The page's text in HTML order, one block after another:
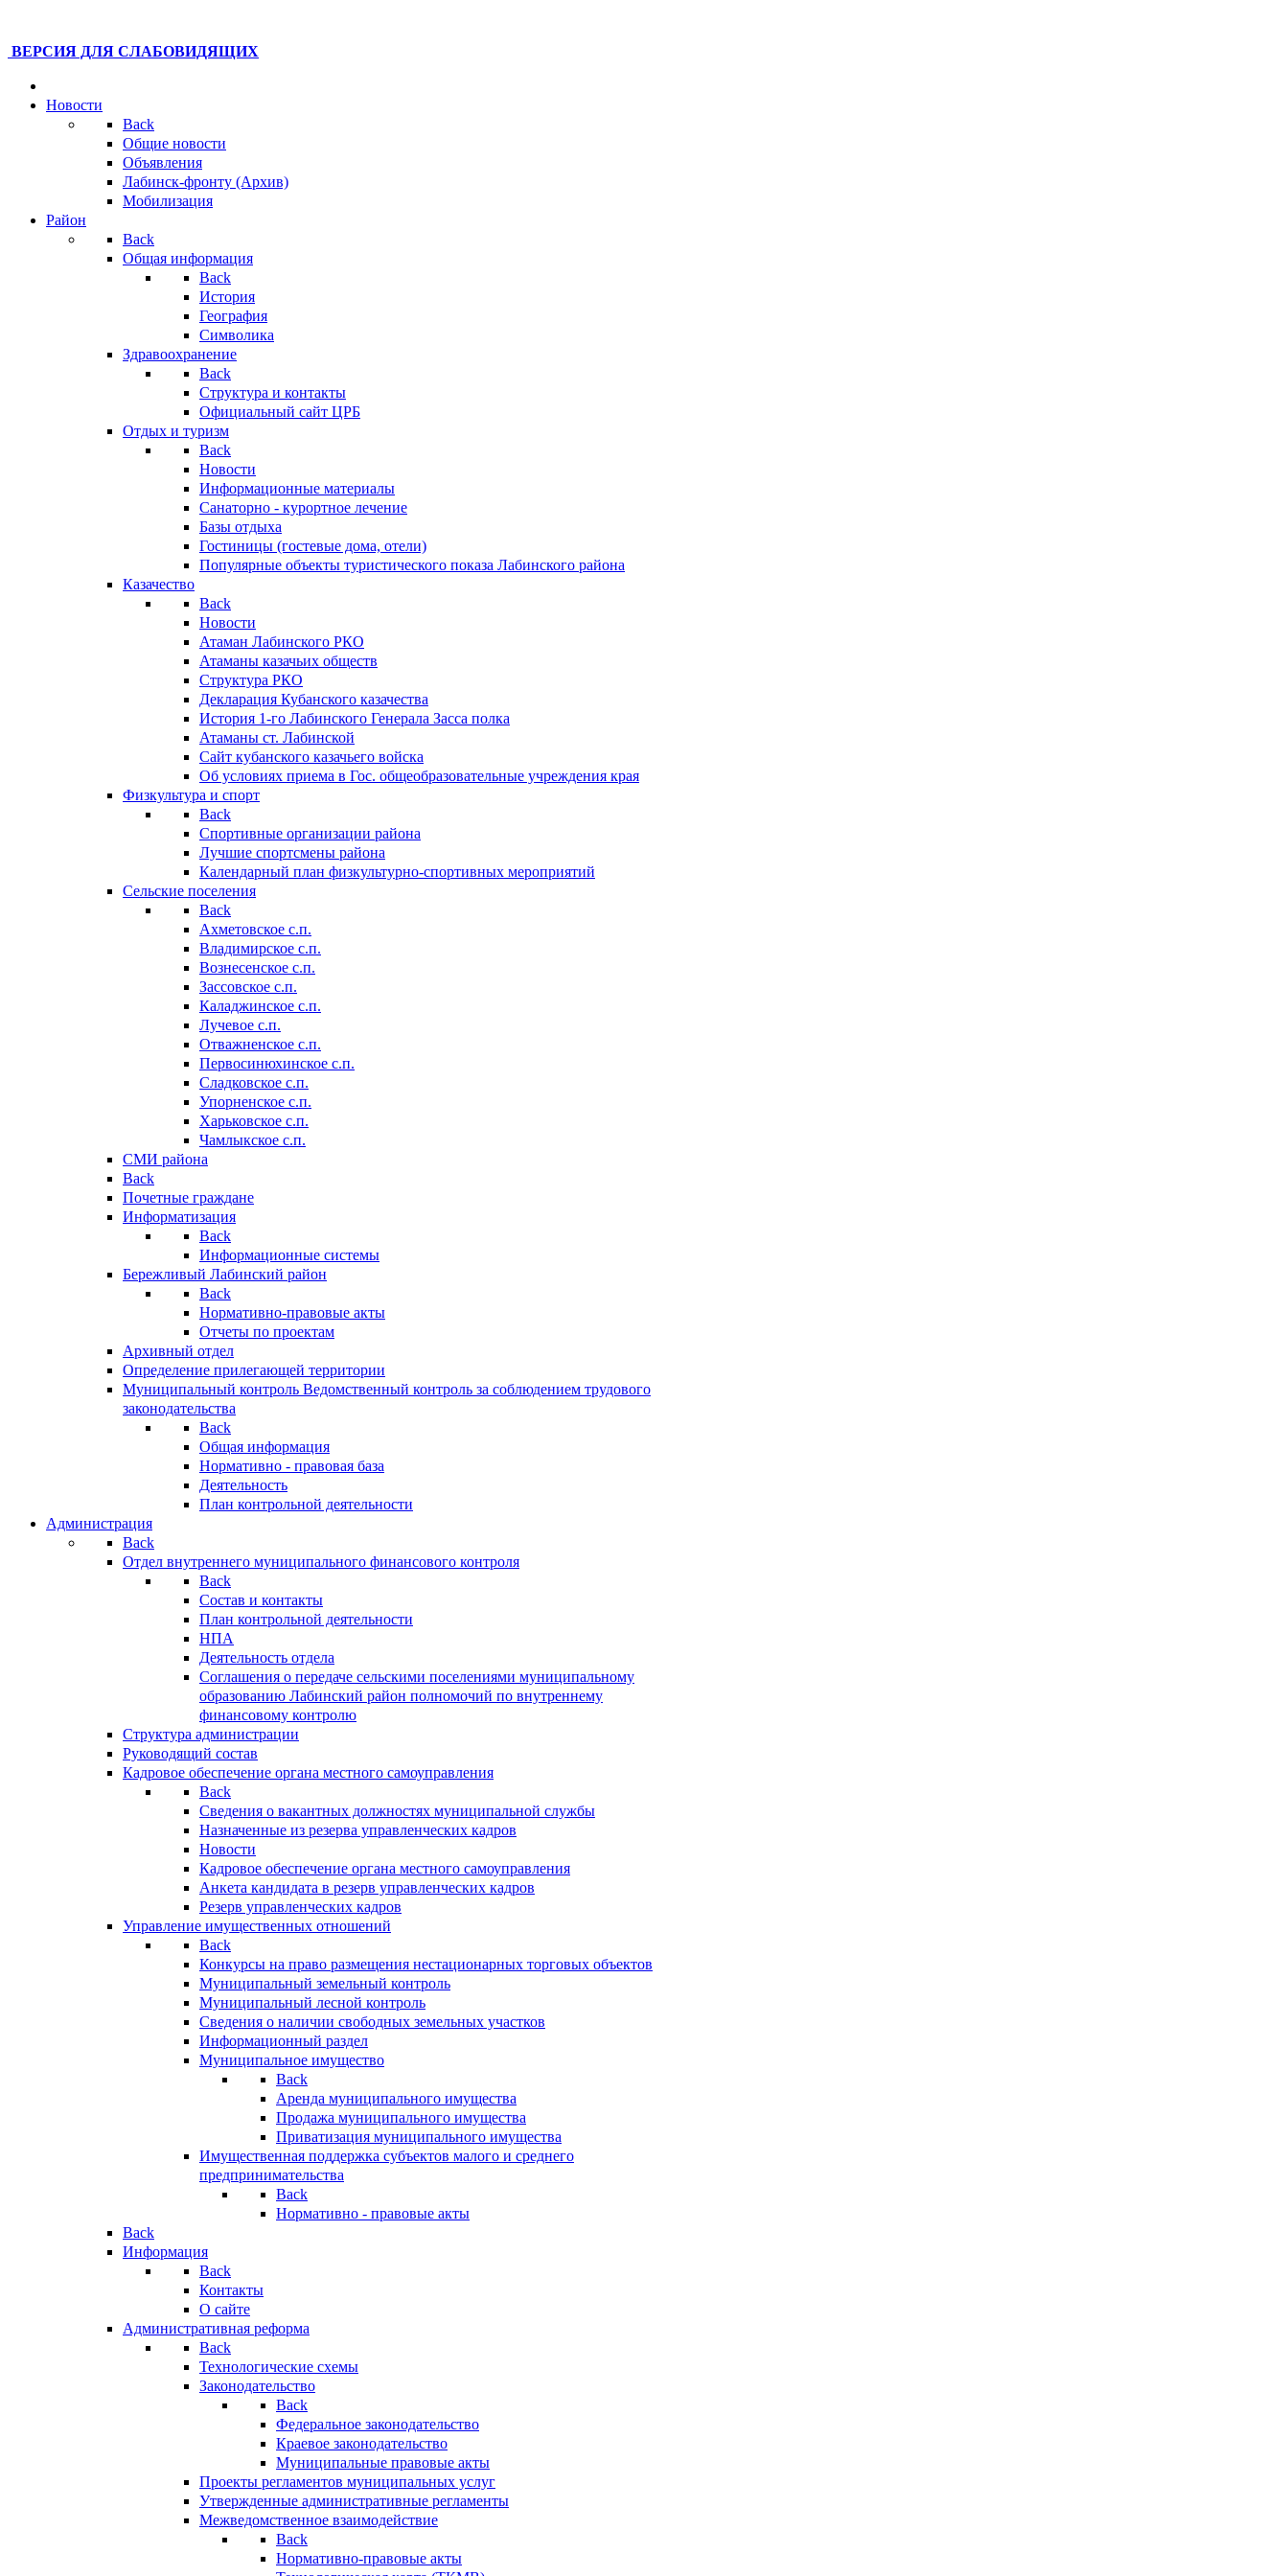
ВЕРСИЯ ДЛЯ СЛАБОВИДЯЩИХ
Новости
Back
Общие новости
Объявления
Лабинск-фронту (Архив)
Мобилизация
Район
Back
Общая информация
Back
История
География
Символика
Здравоохранение
Back
Структура и контакты
Официальный сайт ЦРБ
Отдых и туризм
Back
Новости
Информационные материалы
Санаторно - курортное лечение
Базы отдыха
Гостиницы (гостевые дома, отели)
Популярные объекты туристического показа Лабинского района
Казачество
Back
Новости
Атаман Лабинского РКО
Атаманы казачьих обществ
Структура РКО
Декларация Кубанского казачества
История 1-го Лабинского Генерала Засса полка
Атаманы ст. Лабинской
Cайт кубанского казачьего войска
Об условиях приема в Гос. общеобразовательные учреждения края
Физкультура и спорт
Back
Спортивные организации района
Лучшие спортсмены района
Календарный план физкультурно-спортивных мероприятий
Сельские поселения
Back
Ахметовское с.п.
Владимирское с.п.
Вознесенское с.п.
Зассовское с.п.
Каладжинское с.п.
Лучевое с.п.
Отважненское с.п.
Первосинюхинское с.п.
Сладковское с.п.
Упорненское с.п.
Харьковское с.п.
Чамлыкское с.п.
СМИ района
Back
Почетные граждане
Информатизация
Back
Информационные системы
Бережливый Лабинский район
Back
Нормативно-правовые акты
Отчеты по проектам
Архивный отдел
Определение прилегающей территории
Муниципальный контроль Ведомственный контроль за соблюдением трудового
законодательства
Back
Общая информация
Нормативно - правовая база
Деятельность
План контрольной деятельности
Администрация
Back
Отдел внутреннего муниципального финансового контроля
Back
Состав и контакты
План контрольной деятельности
НПА
Деятельность отдела
Соглашения о передаче сельскими поселениями муниципальному
образованию Лабинский район полномочий по внутреннему
финансовому контролю
Структура администрации
Руководящий состав
Кадровое обеспечение органа местного самоуправления
Back
Сведения о вакантных должностях муниципальной службы
Назначенные из резерва управленческих кадров
Новости
Кадровое обеспечение органа местного самоуправления
Анкета кандидата в резерв управленческих кадров
Резерв управленческих кадров
Управление имущественных отношений
Back
Конкурсы на право размещения нестационарных торговых объектов
Муниципальный земельный контроль
Муниципальный лесной контроль
Сведения о наличии свободных земельных участков
Информационный раздел
Муниципальное имущество
Back
Аренда муниципального имущества
Продажа муниципального имущества
Приватизация муниципального имущества
Имущественная поддержка субъектов малого и среднего
предпринимательства
Back
Нормативно - правовые акты
Back
Информация
Back
Контакты
О сайте
Административная реформа
Back
Технологические схемы
Законодательство
Back
Федеральное законодательство
Краевое законодательство
Муниципальные правовые акты
Проекты регламентов муниципальных услуг
Утвержденные административные регламенты
Межведомственное взаимодействие
Back
Нормативно-правовые акты